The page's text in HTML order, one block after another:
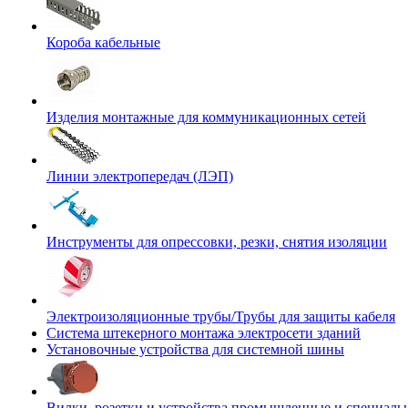
Короба кабельные
Изделия монтажные для коммуникационных сетей
Линии электропередач (ЛЭП)
Инструменты для опрессовки, резки, снятия изоляции
Электроизоляционные трубы/Трубы для защиты кабеля
Система штекерного монтажа электросети зданий
Установочные устройства для системной шины